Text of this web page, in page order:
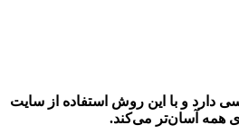
دارد و با این روش استفاده از سایت
همه آسان‌تر می‌کند.